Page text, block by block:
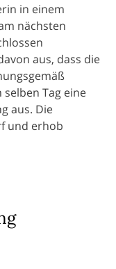
in einem
nächsten
aus, dass die
Tag eine
aus. Die
und erhob